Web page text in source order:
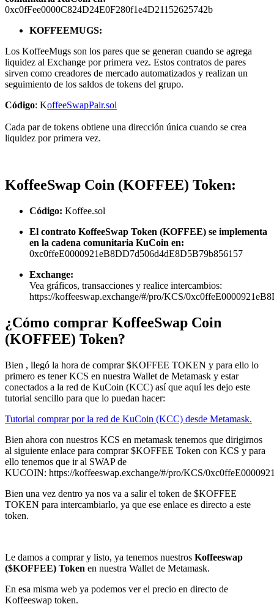
0xc0fFee0000C824D24E0F280f1e4D21152625742b
KOFFEEMUGS:
Los KoffeeMugs son los pares que se generan cuando se agrega
liquidez al Exchange por primera vez. Estos contratos de pares
sirven como creadores de mercado automatizados y realizan un
seguimiento de los saldos de tokens del grupo.
Código: KoffeeSwapPair.sol
Cada par de tokens obtiene una dirección única cuando se crea
liquidez por primera vez.
KoffeeSwap Coin (KOFFEE) Token:
Código: Koffee.sol
El contrato KoffeeSwap Token (KOFFEE) se implementa
en la cadena comunitaria KuCoin en:
0xc0ffeE0000921eB8DD7d506d4dE8D5B79b856157
Exchange:
Vea gráficos, transacciones y realice intercambios:
https://koffeeswap.exchange/#/pro/KCS/
¿Cómo comprar KoffeeSwap Coin
(KOFFEE) Token?
Bien , llegó la hora de comprar $KOFFEE TOKEN y para ello lo
primero es tener KCS en nuestra Wallet de Metamask y estar
conectados a la red de KuCoin (KCC) así que aquí les dejo este
tutorial sencillo para que lo puedan hacer:
Tutorial comprar por la red de KuCoin (KCC) desde Metamask.
Bien ahora con nuestros KCS en metamask tenemos que dirigirnos
al siguiente enlace para comprar $KOFFEE Token con KCS y para
ello tenemos que ir al SWAP de
KUCOIN: https://koffeeswap.exchange/#/pro/KCS/
Bien una vez dentro ya nos va a salir el token de $KOFFEE
TOKEN para intercambiarlo, ya que ese enlace es directo a este
token.
Le damos a comprar y listo, ya tenemos nuestros Koffeeswap
($KOFFEE) Token en nuestra Wallet de Metamask.
En esa misma web ya podemos ver el precio en directo de
Koffeeswap token.